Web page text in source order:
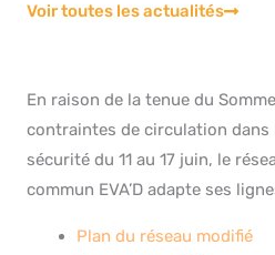
Voir toutes les actualités
En raison de la tenue du
contraintes de circulation dans
sécurité du 11 au 17 juin, le
commun EVA’D adapte ses
Plan du réseau modifié